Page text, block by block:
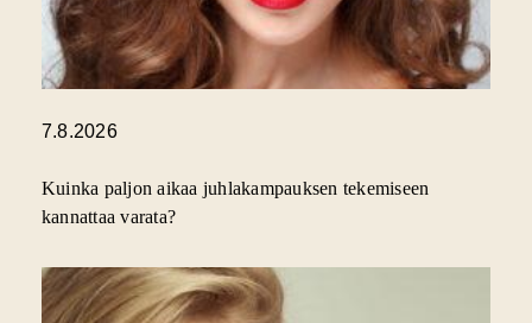
7.8.2026
Kuinka paljon aikaa juhlakampauksen tekemiseen
kannattaa varata?